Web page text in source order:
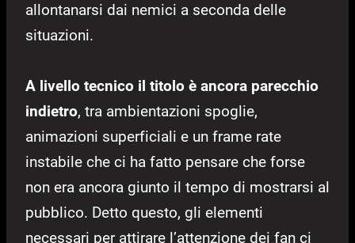
allontanarsi dai nemici a seconda delle
situazioni.
A livello tecnico il titolo è ancora parecchio
indietro, tra ambientazioni spoglie,
animazioni superficiali e un frame rate
instabile che ci ha fatto pensare che forse
non era ancora giunto il tempo di mostrarsi al
pubblico. Detto questo, gli elementi
necessari per attirare l’attenzione dei fan ci